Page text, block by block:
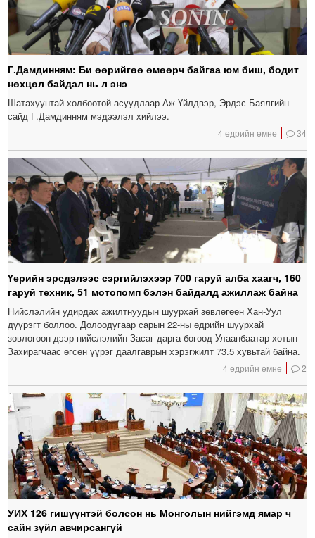
Г.Дамдинням: Би өөрийгөө өмөөрч байгаа юм биш, бодит
нөхцөл байдал нь л энэ
Шатахуунтай холбоотой асуудлаар Аж Үйлдвэр, Эрдэс Баялгийн
сайд Г.Дамдинням мэдээлэл хийлээ.
4 өдрийн өмнө 34
Үерийн эрсдэлээс сэргийлэхээр 700 гаруй алба хаагч, 160
гаруй техник, 51 мотопомп бэлэн байдалд ажиллаж байна
Нийслэлийн удирдах ажилтнуудын шуурхай зөвлөгөөн Хан-Уул
дүүрэгт боллоо. Долоодугаар сарын 22-ны өдрийн шуурхай
зөвлөгөөн дээр нийслэлийн Засаг дарга бөгөөд Улаанбаатар хотын
Захирагчаас өгсөн үүрэг даалгаврын хэрэгжилт 73.5 хувьтай байна.
4 өдрийн өмнө 2
УИХ 126 гишүүнтэй болсон нь Монголын нийгэмд ямар ч
сайн зүйл авчирсангүй